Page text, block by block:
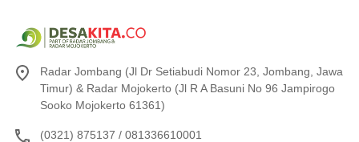
Radar Jombang (Jl Dr Setiabudi Nomor 23, Jombang, Jawa
Timur) & Radar Mojokerto (Jl R A Basuni No 96 Jampirogo
Sooko Mojokerto 61361)
(0321) 875137 / 081336610001